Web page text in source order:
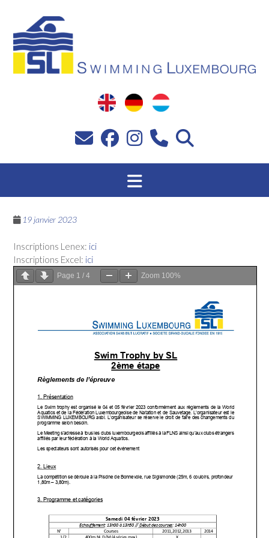
contenu
19 janvier 2023
Inscriptions Lenex: ici
Inscriptions Excel: ici
Page 1 / 4 Zoom 100%